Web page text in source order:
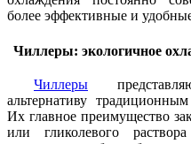
более эффективные и
Чиллеры: экологичное
Чиллеры
альтернативу
Их главное преимущество
или гликолевого